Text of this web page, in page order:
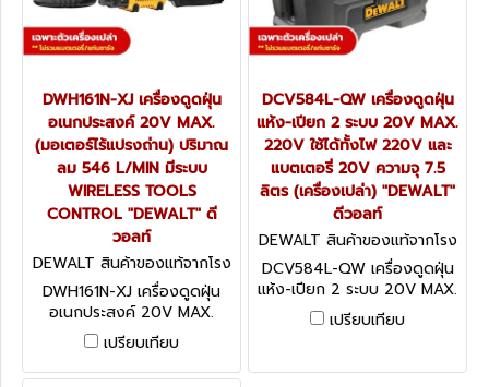
DWH161N-XJ เครื่องดูดฝุ่น
อเนกประสงค์ 20V MAX.
(มอเตอร์ไร้แปรงถ่าน) ปริมาณ
ลม 546 L/MIN มีระบบ
WIRELESS TOOLS
CONTROL "DEWALT" ดี
วอลท์
DEWALT สินค้าของแท้จากโรง
งานผู้ผลิต DWH161N-XJ
DWH161N-XJ เครื่องดูดฝุ่น
อเนกประสงค์ 20V MAX.
(มอเตอร์ไร้แปรงถ่าน) ปริมาณ
ลม 546 L/MIN มีระบบ
WIRELESS TOOLS
เปรียบเทียบ
DCV584L-QW เครื่องดูดฝุ่น
แห้ง-เปียก 2 ระบบ 20V MAX.
220V ใช้ได้ทั้งไฟ 220V และ
แบตเตอรี่ 20V ความจุ 7.5
ลิตร (เครื่องเปล่า) "DEWALT"
ดีวอลท์
DEWALT สินค้าของแท้จากโรง
งานผู้ผลิต DCV584L-QW
DCV584L-QW เครื่องดูดฝุ่น
แห้ง-เปียก 2 ระบบ 20V MAX.
220V ใช้ได้ทั้งไฟ 220V และ
แบตเตอรี่ 20V ความจุ 7.5
ดีวอลท์
เปรียบเทียบ